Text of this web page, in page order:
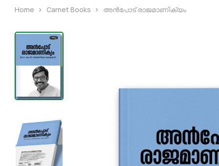
Home Carnet Books അൻപോട് രാജമാണിക്യം